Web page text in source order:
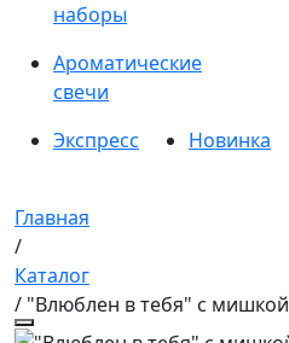
наборы
Ароматические
свечи
Экспресс
Новинка
Главная
/
Каталог
/ "Влюблен в тебя" с мишкой